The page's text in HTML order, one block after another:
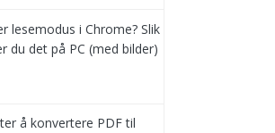
lesemodus i Chrome? Slik
du det på PC (med bilder)
å konvertere PDF til